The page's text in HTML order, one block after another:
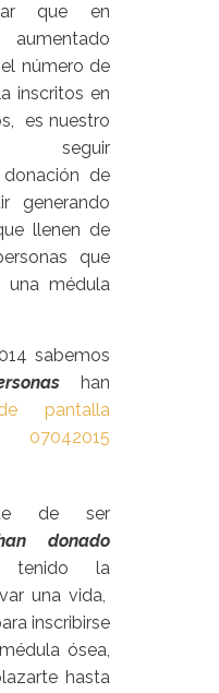
que en
número de
inscritos en
es nuestro
seguir
de
generando
llenen de
que
médula
sabemos
han
de ser
donado
la
una vida,
inscribirse
ósea,
hasta